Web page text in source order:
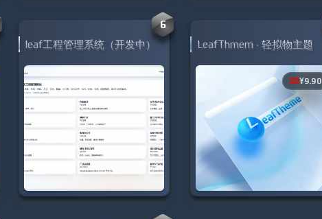
6
leaf工程管理系统（开发中） LeafThmem · 轻拟物主题
¥9.90